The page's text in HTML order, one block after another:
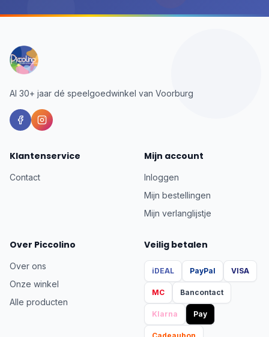
Al 30+ jaar dé speelgoedwinkel van Voorburg
Klantenservice
Contact
Mijn account
Inloggen
Mijn bestellingen
Mijn verlanglijstje
Over Piccolino
Over ons
Onze winkel
Alle producten
Veilig betalen
iDEAL PayPal VISA
MC Bancontact
Klarna Pay